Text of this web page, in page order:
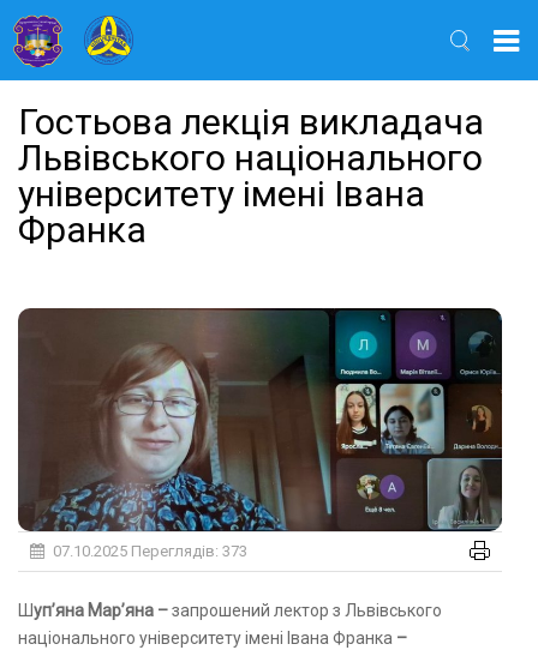
Гостьова лекція викладача
Львівського національного
університету імені Івана
Франка
07.10.2025 Переглядів: 373
Шуп’яна Мар’яна –запрошений лектор з Львівського
національного університету імені Івана Франка –